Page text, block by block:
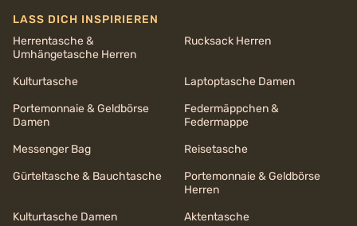
LASS DICH INSPIRIEREN
Herrentasche &
Umhängetasche Herren
Rucksack Herren
Kulturtasche
Laptoptasche Damen
Portemonnaie & Geldbörse
Damen
Federmäppchen &
Federmappe
Messenger Bag
Reisetasche
Gürteltasche & Bauchtasche
Portemonnaie & Geldbörse
Herren
Kulturtasche Damen
Aktentasche